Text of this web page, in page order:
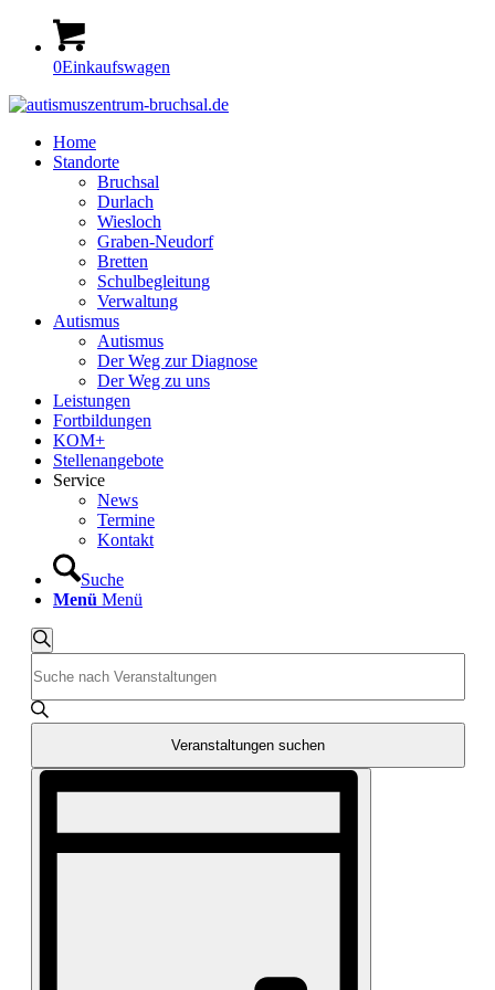
0Einkaufswagen
Home
Standorte
Bruchsal
Durlach
Wiesloch
Graben-Neudorf
Bretten
Schulbegleitung
Verwaltung
Autismus
Autismus
Der Weg zur Diagnose
Der Weg zu uns
Leistungen
Fortbildungen
KOM+
Stellenangebote
Service
News
Termine
Kontakt
Suche
Menü Menü
Veranstaltungen
für
14.
Juli
2026
Veranstaltungen
Suche
und
Ansichten,
Navigation
Suche
Schlüsselwort
eingeben.
Suche
Veranstaltungen
Schlüsselwort.
Veranstaltungen suchen
Veranstaltung
Navigation